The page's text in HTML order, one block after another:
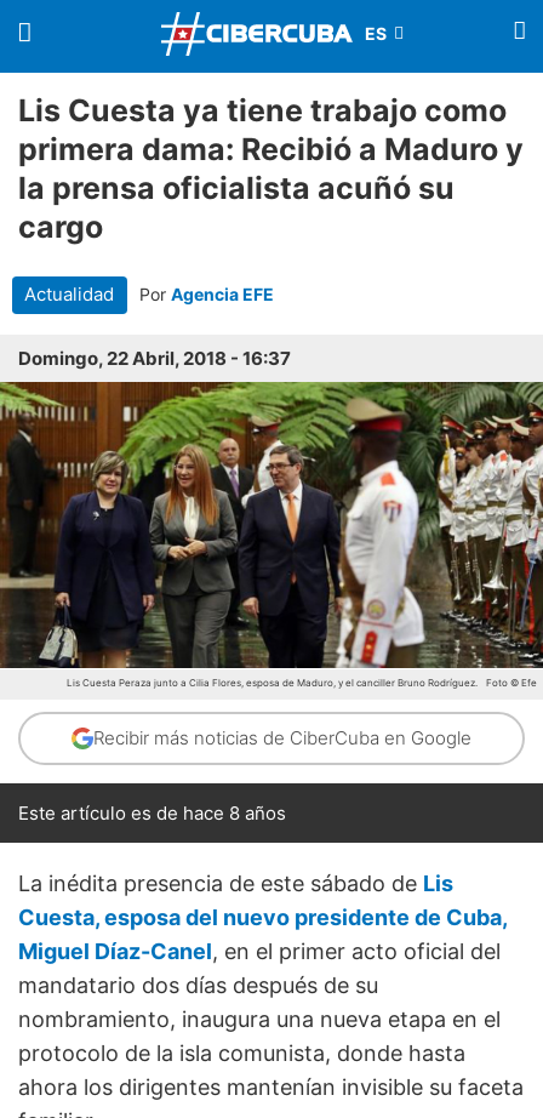
Lis Cuesta ya tiene trabajo como
primera dama: Recibió a Maduro y
la prensa oficialista acuñó su
cargo
Actualidad Por Agencia EFE
Domingo, 22 Abril, 2018 - 16:37
Lis Cuesta Peraza junto a Cilia Flores, esposa de Maduro, y el canciller Bruno Rodríguez. Foto © Efe
Recibir más noticias de CiberCuba en Google
Este artículo es de hace 8 años
La inédita presencia de este sábado de Lis
Cuesta, esposa del nuevo presidente de Cuba,
Miguel Díaz-Canel, en el primer acto oficial del
mandatario dos días después de su
nombramiento, inaugura una nueva etapa en el
protocolo de la isla comunista, donde hasta
ahora los dirigentes mantenían invisible su faceta